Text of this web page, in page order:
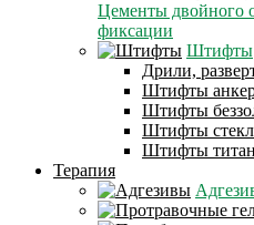
Цементы двойного
фиксации
Штифты
Дрили,
Штифты
Штифты
Штифты
Штифты
Терапия